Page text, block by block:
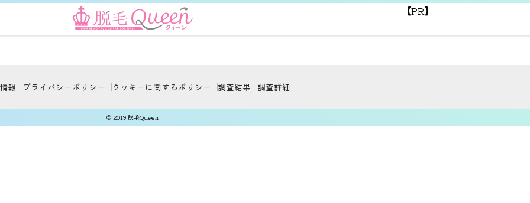
【PR】
報 プライバシーポリシー クッキーに関するポリシー 調査結果 調査詳細
© 2019 脱毛Queen